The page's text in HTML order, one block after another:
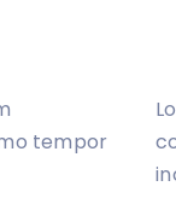
tempor